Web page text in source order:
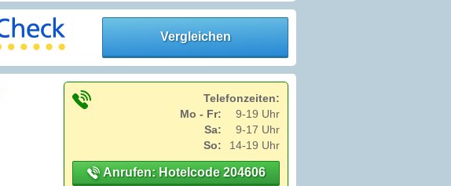
Vergleichen
Telefonzeiten:
Mo - Fr:
9-19 Uhr
Sa:
9-17 Uhr
So:
14-19 Uhr
Anrufen: Hotelcode 204606